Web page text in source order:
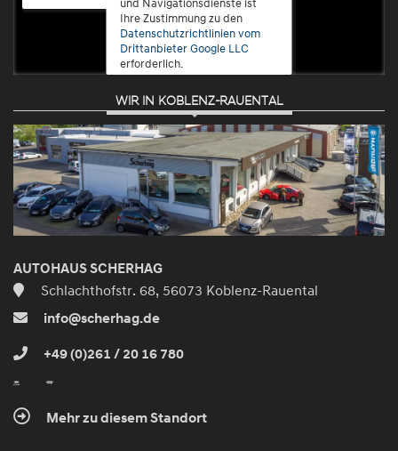
Ihre Zustimmung zu den
Datenschutzrichtlinien vom
Drittanbieter Google LLC
erforderlich.
Zustimmen
und
aktivieren
WIR IN KOBLENZ-RAUENTAL
AUTOHAUS SCHERHAG
Schlachthofstr. 68, 56073 Koblenz-Rauental
info@scherhag.de
+49 (0)261 / 20 16 780
Mehr zu diesem Standort